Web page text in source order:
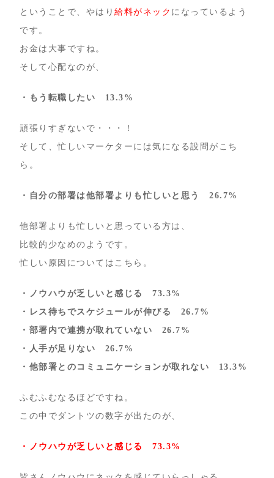
ということで、やはり給料がネック になっているよう
です。
お金は大事ですね。
そして心配なのが、
・もう転職したい 13.3%
頑張りすぎないで・・・！
そして、忙しいマーケターには気になる設問がこち
ら。
・自分の部署は他部署よりも忙しいと思う 26.7%
他部署よりも忙しいと思っている方は、
比較的少なめのようです。
忙しい原因についてはこちら。
・ノウハウが乏しいと感じる 73.3%
・レス待ちでスケジュールが伸びる 26.7%
・部署内で連携が取れていない 26.7%
・人手が足りない 26.7%
・他部署とのコミュニケーションが取れない 13.3%
ふむふむなるほどですね。
この中でダントツの数字が出たのが、
・ノウハウが乏しいと感じる 73.3%